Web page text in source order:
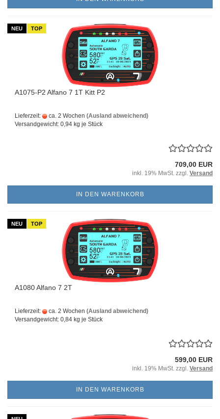
NEU TOP
A1075-P2 Alfano 7 1T Kitt P2
Lieferzeit: ca. 2 Wochen (Ausland abweichend)
Versandgewicht: 0,94 kg je Stück
709,00 EUR
inkl. 19% MwSt. zzgl. Versand
IN DEN WARENKORB
NEU TOP
A1080 Alfano 7 2T
Lieferzeit: ca. 2 Wochen (Ausland abweichend)
Versandgewicht: 0,84 kg je Stück
599,00 EUR
inkl. 19% MwSt. zzgl. Versand
IN DEN WARENKORB